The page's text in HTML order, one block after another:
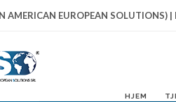
AMERICAN EUROPEAN SOLUTIONS) |
HJEM